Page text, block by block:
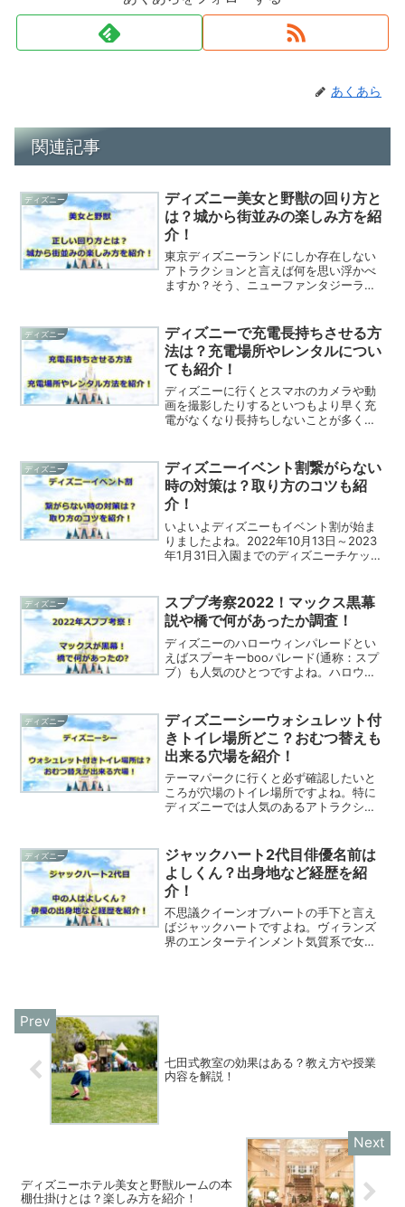
あくあら
関連記事
ディズニー
ディズニー美女と野獣の回り方と
は？城から街並みの楽しみ方を紹
介！
東京ディズニーランドにしか存在しない
アトラクションと言えば何を思い浮かべ
ますか？そう、ニューファンタジーラン
に美女と野獣のエリアを見に行こうとす
る時に右側から回ってい...
ディズニー
ディズニーで充電長持ちさせる方
法は？充電場所やレンタルについ
ても紹介！
ディズニーに行くとスマホのカメラや動
画を撮影したりするといつもより早く充
電がなくなり長持ちしないことが多くな
分以下になり帰る頃には10～20%以下と
なっており帰り際の交...
ディズニー
ディズニーイベント割繋がらない
時の対策は？取り方のコツも紹
介！
いよいよディズニーもイベント割が始ま
りましたよね。2022年10月13日～2023
年1月31日入園までのディズニーチケット
在、ディズニーチケットが変動価格制に
なり15...
ディズニー
スプブ考察2022！マックス黒幕
説や橋で何があったか調査！
ディズニーのハローウィンパレードとい
えばスプーキーbooパレード(通称：スプ
ブ）も人気のひとつですよね。ハロウィ
ストをゴーストの世界へといざなうパレ
ードとなっています。...
ディズニー
ディズニーシーウォシュレット付
きトイレ場所どこ？おむつ替えも
出来る穴場を紹介！
テーマパークに行くと必ず確認したいと
ころが穴場のトイレ場所ですよね。特に
ディズニーでは人気のあるアトラクショ
気分は少し下がってしまいますよね。子
連れで遊びに来ているご家...
ディズニー
ジャックハート2代目俳優名前は
よしくん？出身地など経歴を紹
介！
不思議クイーンオブハートの手下と言え
ばジャックハートですよね。ヴィランズ
界のエンターテインメント気質系で女性
七田式教室の効果はある？教え方や授業
内容を解説！
ディズニーホテル美女と野獣ルームの本
棚仕掛けとは？楽しみ方を紹介！